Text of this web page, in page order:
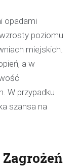
opadami
poziomu
miejskich.
a w
W przypadku
szansa na